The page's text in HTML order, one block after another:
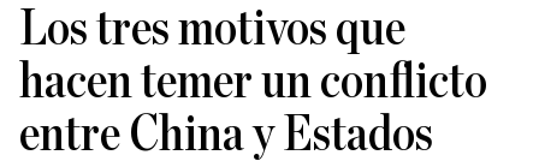
Los tres motivos que
hacen temer un conflicto
entre China y Estados